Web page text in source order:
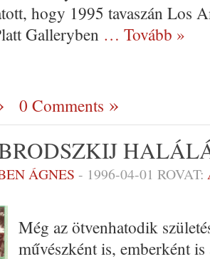
hogy 1995 ta­vaszán Los
Galleryben … Tovább »
0 Comments
ÁGNES - 1996-04-01 ROVAT:
Még az ötvenhatodik
művészként is, ember­ként